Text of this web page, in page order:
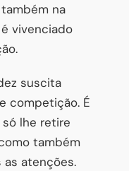
na
vivenciado
suscita
competição. É
só lhe retire
também
atenções.